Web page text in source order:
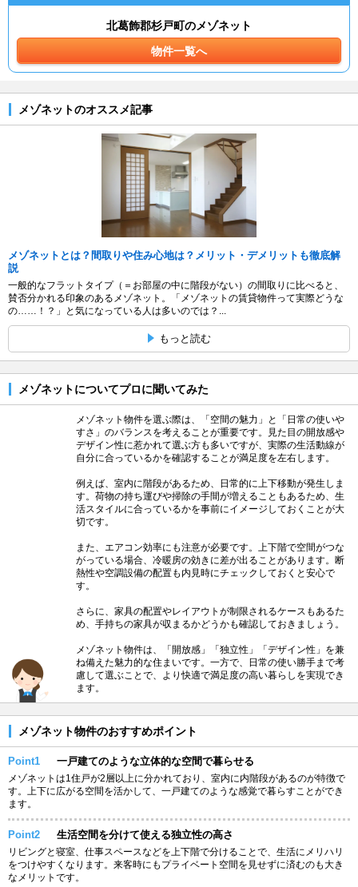
北葛飾郡杉戸町のメゾネット
物件一覧へ
メゾネットのオススメ記事
メゾネットとは？間取りや住み心地は？メリット・デメリットも徹底解
説
一般的なフラットタイプ（＝お部屋の中に階段がない）の間取りに比べると、
賛否分かれる印象のあるメゾネット。「メゾネットの賃貸物件って実際どうな
の……！？」と気になっている人は多いのでは？...
もっと読む
メゾネットについてプロに聞いてみた
メゾネット物件を選ぶ際は、「空間の魅力」と「日常の使いや
すさ」のバランスを考えることが重要です。見た目の開放感や
デザイン性に惹かれて選ぶ方も多いですが、実際の生活動線が
自分に合っているかを確認することが満足度を左右します。
例えば、室内に階段があるため、日常的に上下移動が発生しま
す。荷物の持ち運びや掃除の手間が増えることもあるため、生
活スタイルに合っているかを事前にイメージしておくことが大
切です。
また、エアコン効率にも注意が必要です。上下階で空間がつな
がっている場合、冷暖房の効きに差が出ることがあります。断
熱性や空調設備の配置も内見時にチェックしておくと安心で
す。
さらに、家具の配置やレイアウトが制限されるケースもあるた
め、手持ちの家具が収まるかどうかも確認しておきましょう。
メゾネット物件は、「開放感」「独立性」「デザイン性」を兼
ね備えた魅力的な住まいです。一方で、日常の使い勝手まで考
慮して選ぶことで、より快適で満足度の高い暮らしを実現でき
ます。
メゾネット物件のおすすめポイント
Point1 一戸建てのような立体的な空間で暮らせる
メゾネットは1住戸が2層以上に分かれており、室内に内階段があるのが特徴で
す。上下に広がる空間を活かして、一戸建てのような感覚で暮らすことができ
ます。
Point2 生活空間を分けて使える独立性の高さ
リビングと寝室、仕事スペースなどを上下階で分けることで、生活にメリハリ
をつけやすくなります。来客時にもプライベート空間を見せずに済むのも大き
なメリットです。